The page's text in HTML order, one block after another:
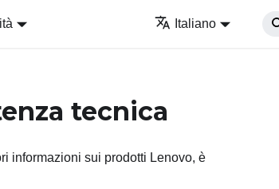
Italiano
tecnica
informazioni sui prodotti Lenovo, è